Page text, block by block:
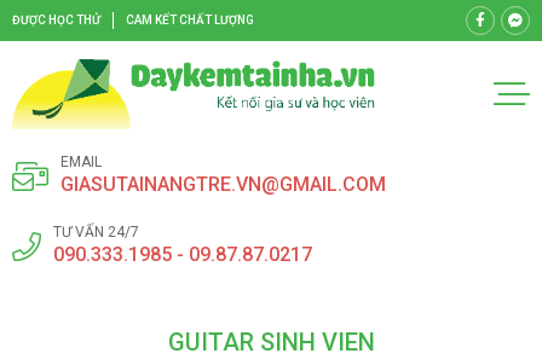
ĐƯỢC HỌC THỬ CAM KẾT CHẤT LƯỢNG
EMAIL
GIASUTAINANGTRE.VN@GMAIL.COM
TƯ VẤN 24/7
090.333.1985 - 09.87.87.0217
GUITAR SINH VIEN